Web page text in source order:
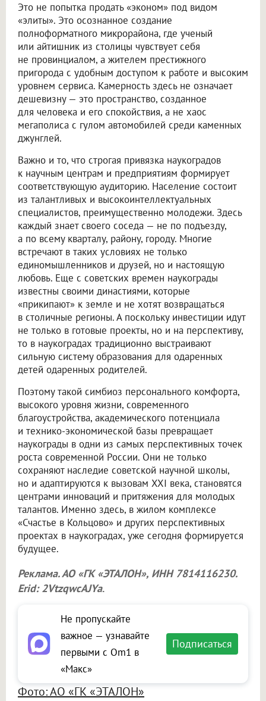
Это не попытка продать «эконом» под видом
«элиты». Это осознанное создание
полноформатного микрорайона, где ученый
или айтишник из столицы чувствует себя
не провинциалом, а жителем престижного
пригорода с удобным доступом к работе и высоким
уровнем сервиса. Камерность здесь не означает
дешевизну — это пространство, созданное
для человека и его спокойствия, а не хаос
мегаполиса с гулом автомобилей среди каменных
джунглей.
Важно и то, что строгая привязка наукоградов
к научным центрам и предприятиям формирует
соответствующую аудиторию. Население состоит
из талантливых и высокоинтеллектуальных
специалистов, преимущественно молодежи. Здесь
каждый знает своего соседа — не по подъезду,
а по всему кварталу, району, городу. Многие
встречают в таких условиях не только
единомышленников и друзей, но и настоящую
любовь. Еще с советских времен наукограды
известны своими династиями, которые
«прикипают» к земле и не хотят возвращаться
в столичные регионы. А поскольку инвестиции идут
не только в готовые проекты, но и на перспективу,
то в наукоградах традиционно выстраивают
сильную систему образования для одаренных
детей одаренных родителей.
Поэтому такой симбиоз персонального комфорта,
высокого уровня жизни, современного
благоустройства, академического потенциала
и технико-экономической базы превращает
наукограды в одни из самых перспективных точек
роста современной России. Они не только
сохраняют наследие советской научной школы,
но и адаптируются к вызовам XXI века, становятся
центрами инноваций и притяжения для молодых
талантов. Именно здесь, в жилом комплексе
«Счастье в Кольцово» и других перспективных
проектах в наукоградах, уже сегодня формируется
будущее.
Реклама. АО «ГК «ЭТАЛОН», ИНН 7814116230.
Erid: 2VtzqwcAJYa.
Не пропускайте
важное — узнавайте
первыми с Om1 в
«Макс»
Подписаться
Фото: АО «ГК «ЭТАЛОН»